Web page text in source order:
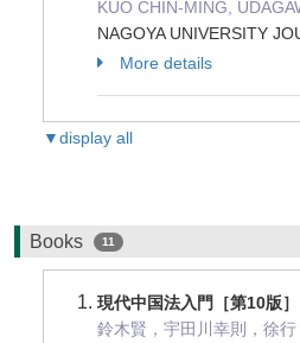
KUO CHIN-MING,
NAGOYA UNIVERSITY
More details
▼display all
Books 11
現代中国法入門［第10版］
鈴木賢，宇田川幸則，徐